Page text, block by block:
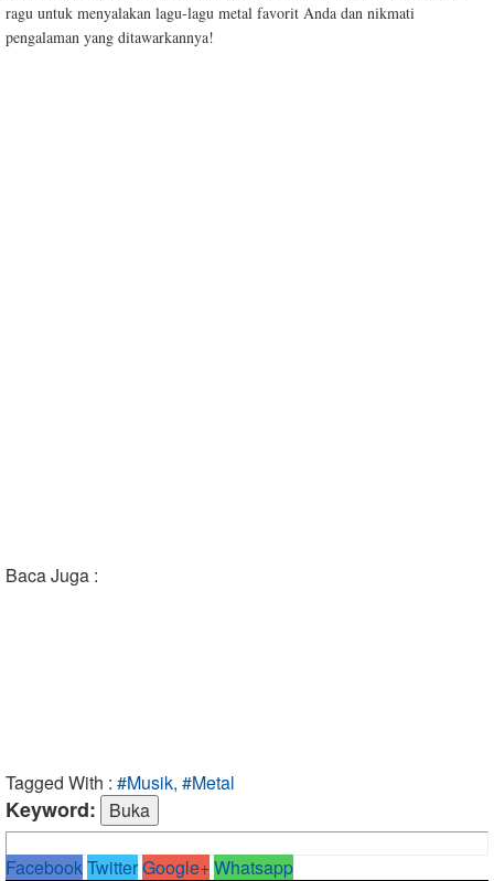
ragu untuk menyalakan lagu-lagu metal favorit Anda dan nikmati
pengalaman yang ditawarkannya!
Baca Juga :
Tagged With : #Musik, #Metal
Keyword:
Facebook TwitterGoogle+Whatsapp